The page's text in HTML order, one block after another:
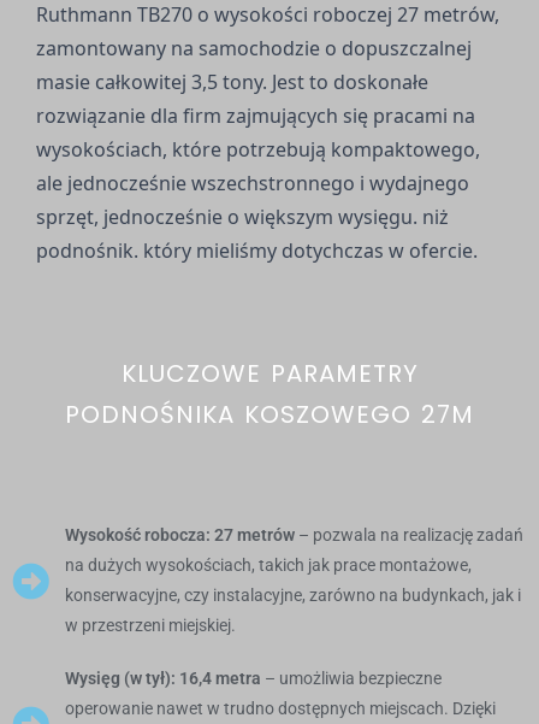
Ruthmann TB270 o wysokości roboczej 27 metrów,
zamontowany na samochodzie o dopuszczalnej
masie całkowitej 3,5 tony. Jest to doskonałe
rozwiązanie dla firm zajmujących się pracami na
wysokościach, które potrzebują kompaktowego,
ale jednocześnie wszechstronnego i wydajnego
sprzęt, jednocześnie o większym wysięgu. niż
podnośnik. który mieliśmy dotychczas w ofercie.
KLUCZOWE PARAMETRY
PODNOŚNIKA KOSZOWEGO 27M
Wysokość robocza: 27 metrów– pozwala na realizację zadań
na dużych wysokościach, takich jak prace montażowe,
konserwacyjne, czy instalacyjne, zarówno na budynkach, jak i
w przestrzeni miejskiej.
Wysięg (w tył): 16,4 metra – umożliwia bezpieczne
operowanie nawet w trudno dostępnych miejscach. Dzięki